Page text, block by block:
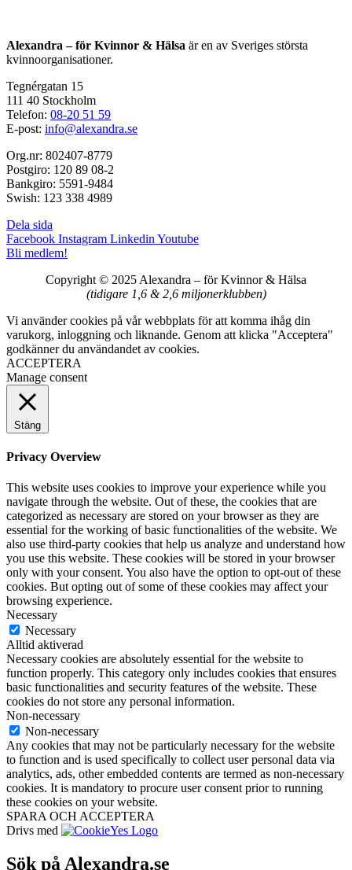
Alexandra – för Kvinnor & Hälsa är en av Sveriges största
kvinnoorganisationer.
Tegnérgatan 15
111 40 Stockholm
Telefon: 08-20 51 59
E-post: info@alexandra.se
Org.nr: 802407-8779
Postgiro: 120 89 08-2
Bankgiro: 5591-9484
Swish: 123 338 4989
Dela sida
Facebook Instagram Linkedin Youtube
Bli medlem!
Copyright © 2025 Alexandra – för Kvinnor & Hälsa
(tidigare 1,6 & 2,6 miljonerklubben)
Vi använder cookies på vår webbplats för att komma ihåg din
varukorg, inloggning och liknande. Genom att klicka "Acceptera"
godkänner du användandet av cookies.
ACCEPTERA
Manage consent
Stäng
Privacy Overview
This website uses cookies to improve your experience while you
navigate through the website. Out of these, the cookies that are
categorized as necessary are stored on your browser as they are
essential for the working of basic functionalities of the website. We
also use third-party cookies that help us analyze and understand how
you use this website. These cookies will be stored in your browser
only with your consent. You also have the option to opt-out of these
cookies. But opting out of some of these cookies may affect your
browsing experience.
Necessary
Necessary
Alltid aktiverad
Necessary cookies are absolutely essential for the website to
function properly. This category only includes cookies that ensures
basic functionalities and security features of the website. These
cookies do not store any personal information.
Non-necessary
Non-necessary
Any cookies that may not be particularly necessary for the website
to function and is used specifically to collect user personal data via
analytics, ads, other embedded contents are termed as non-necessary
cookies. It is mandatory to procure user consent prior to running
these cookies on your website.
SPARA OCH ACCEPTERA
Drivs med
Sök på Alexandra.se